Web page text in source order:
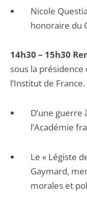
Nicole
honoraire du
14h30 – 15h30
sous la présidence
l’Institut de France.
D’une guerre
l’Académie
Le « Légiste
Gaymard,
morales et